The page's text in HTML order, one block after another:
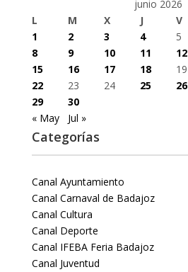
junio 2026
L
M X J V
1
2 3 4 5
8
9 10 11 12
15
16 17 18 19
22
23 24 25 26
29
30
« May
Jul »
Categorías
Canal Ayuntamiento
Canal Carnaval de Badajoz
Canal Cultura
Canal Deporte
Canal IFEBA Feria Badajoz
Canal Juventud